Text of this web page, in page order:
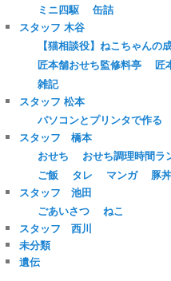
ミニ四駆
缶詰
スタッフ 木谷
【猫相談役】ねこちゃんの
匠本舗おせち監修料亭
匠
雑記
スタッフ 松本
パソコンとプリンタで作る
スタッフ 橋本
おせち
おせち調理時間ラ
ご飯
タレ マンガ
豚丼
スタッフ 池田
ごあいさつ
ねこ
スタッフ 西川
未分類
遺伝